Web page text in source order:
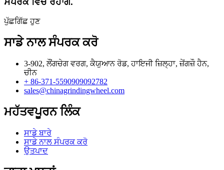
ਪੁੱਛਗਿੱਛ ਹੁਣ
ਸਾਡੇ ਨਾਲ ਸੰਪਰਕ ਕਰੋ
3-902, ਲੌਂਗਚੇਗ ਵਰਗ, ਕੈਯੁਆਨ ਰੋਡ, ਹਾਇਜੀ ਜ਼ਿਲ੍ਹਾ, ਜ਼ੇਂਗਜ਼ੌ ਹੈਨ,
ਚੀਨ
+ 86-371-5590909092782
sales@chinagrindingwheel.com
ਮਹੱਤਵਪੂਰਨ ਲਿੰਕ
ਸਾਡੇ ਬਾਰੇ
ਸਾਡੇ ਨਾਲ ਸੰਪਰਕ ਕਰੋ
ਉਤਪਾਦ